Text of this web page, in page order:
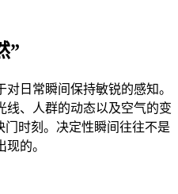
”
日常瞬间保持敏锐的感知。
线、人群的动态以及空气的变
门时刻。决定性瞬间往往不是
的。